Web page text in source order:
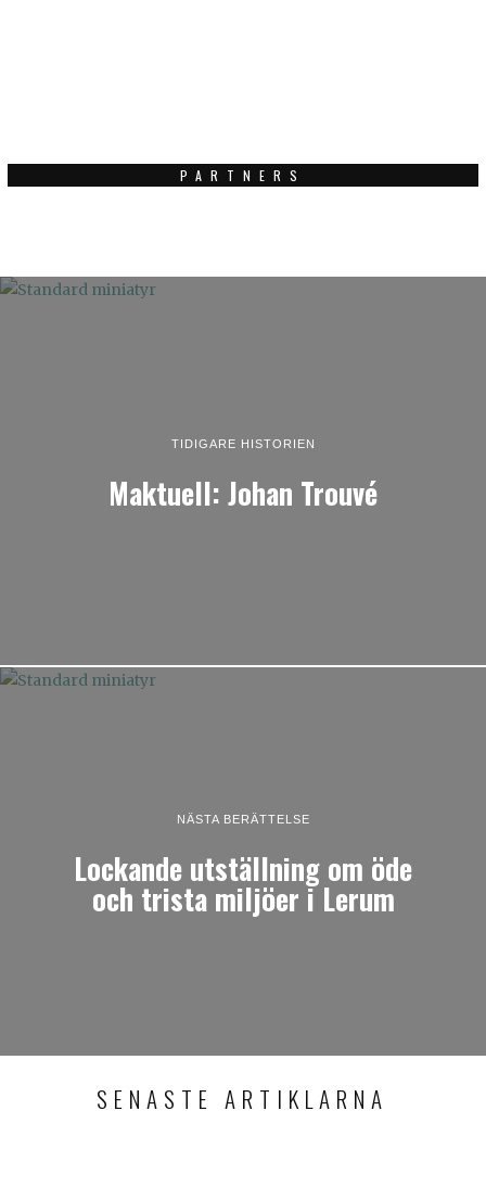
PARTNERS
TIDIGARE HISTORIEN
Maktuell: Johan Trouvé
NÄSTA BERÄTTELSE
Lockande utställning om öde
och trista miljöer i Lerum
SENASTE ARTIKLARNA